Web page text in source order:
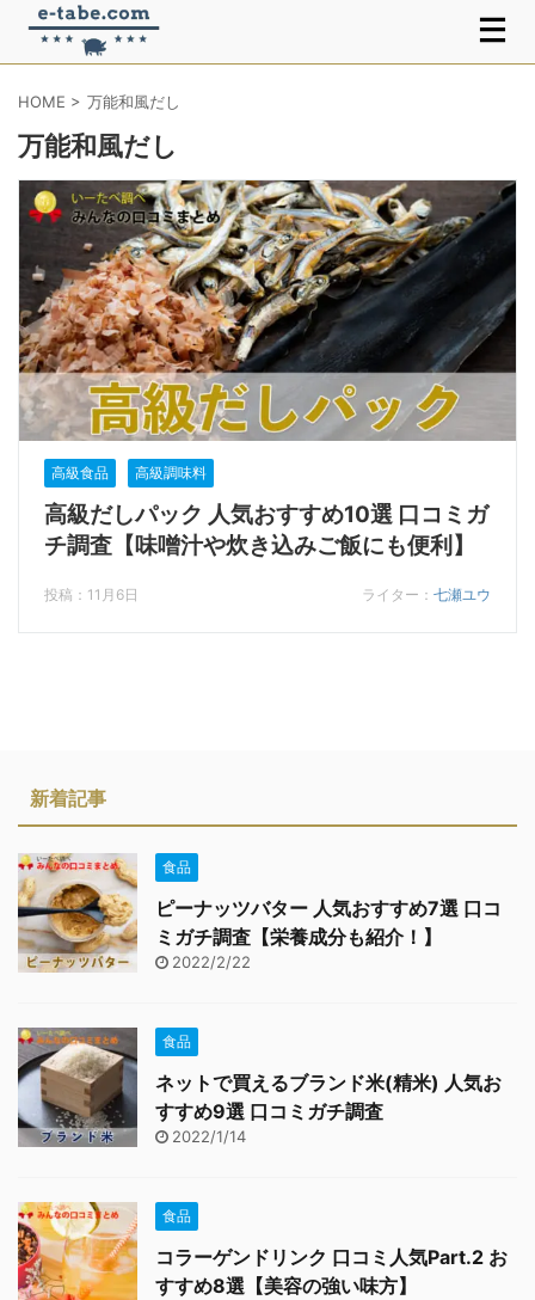
HOME > 万能和風だし
万能和風だし
高級食品 高級調味料
高級だしパック 人気おすすめ10選 口コミガ
チ調査【味噌汁や炊き込みご飯にも便利】
投稿：11月6日 ライター：七瀬ユウ
新着記事
食品
ピーナッツバター 人気おすすめ7選 口コ
ミガチ調査【栄養成分も紹介！】
2022/2/22
食品
ネットで買えるブランド米(精米) 人気お
すすめ9選 口コミガチ調査
2022/1/14
食品
コラーゲンドリンク 口コミ人気Part.2 お
すすめ8選【美容の強い味方】